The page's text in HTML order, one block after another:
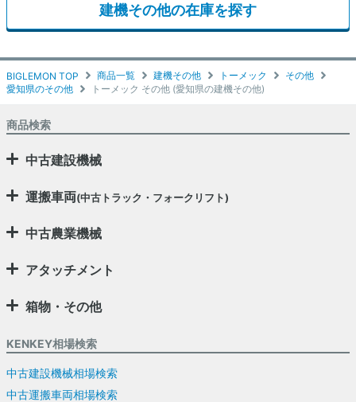
BIGLEMON TOP 商品一覧 建機その他 トーメック
その他
愛知県のその他
トーメック その他 (愛知県の建機その他)
建機その他の在庫を探す
商品検索
中古建設機械
運搬車両(中古トラック・フォークリフト)
中古農業機械
アタッチメント
箱物・その他
KENKEY相場検索
中古建設機械相場検索
中古運搬車両相場検索